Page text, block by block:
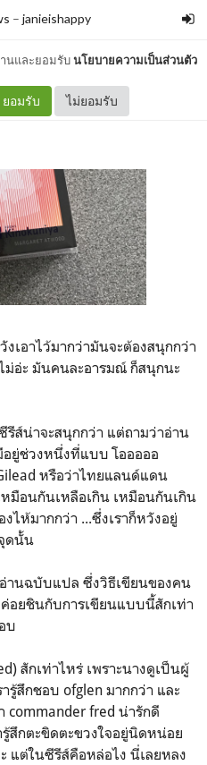
นและยอมรับนโยบายความเป็นส่วนตัว
ยอมรับ ไม่ยอมรับ
– janieishappy
Tale
เอาไว้มากว่ามันจะต้องสนุกกว่า
อ่ะ มันคนละอารมณ์ ก็สนุกนะ
ส์น่าจะสนุกกว่า แต่ถามว่าอ่าน
ยู่ช่วงหนึ่งที่แบบ โอออออ
หรือว่าไทยแลนด์แดน
มือนกันเหลือเกิน เหมือนกันเกิน
ไห้มากกว่า ...ซึ่งเราก็หวังอยู่
ดนั้น
านฉบับแปล ซึ่งวิธีเขียนของคน
อยชินกับการเขียนแบบนี้สักเท่า
บ
สักเท่าไหร่ เพราะนางดูเป็นผู้
สึกชอบ ofglen มากกว่า และ
commander fred น่ารักดี
สึกตะขิดตะขวงใจอยู่นิดหน่อย
แต่ในซีรีส์คือหล่อไง นี่เลยหลง